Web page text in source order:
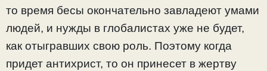
то время бесы окончательно завладеют умами
людей, и нужды в глобалистах уже не будет,
как отыгравших свою роль. Поэтому когда
придет антихрист, то он принесет в жертву